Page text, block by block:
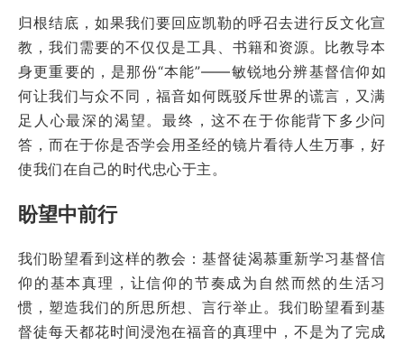
归根结底，如果我们要回应凯勒的呼召去进行反文化宣
教，我们需要的不仅仅是工具、书籍和资源。比教导本
身更重要的，是那份“本能”——敏锐地分辨基督信仰如
何让我们与众不同，福音如何既驳斥世界的谎言，又满
足人心最深的渴望。最终，这不在于你能背下多少问
答，而在于你是否学会用圣经的镜片看待人生万事，好
使我们在自己的时代忠心于主。
盼望中前行
我们盼望看到这样的教会：基督徒渴慕重新学习基督信
仰的基本真理，让信仰的节奏成为自然而然的生活习
惯，塑造我们的所思所想、言行举止。我们盼望看到基
督徒每天都花时间浸泡在福音的真理中，不是为了完成